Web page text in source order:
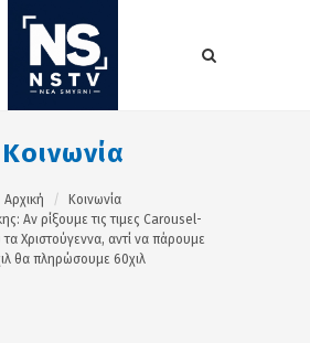
Κοινωνία
Αρχική
Κοινωνία
Αν ρίξουμε τις τιμες Carousel-
Χριστούγεννα, αντί να πάρουμε
θα πληρώσουμε 60χιλ